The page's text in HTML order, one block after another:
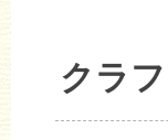
クラ